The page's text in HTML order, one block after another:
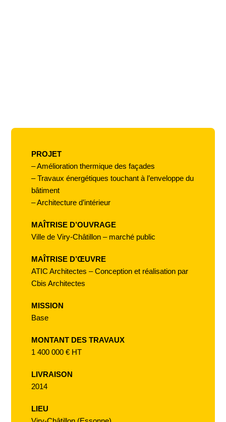
PROJET
– Amélioration thermique des façades
– Travaux énergétiques touchant à l’enveloppe du
bâtiment
– Architecture d’intérieur
MAÎTRISE D’OUVRAGE
Ville de Viry-Châtillon – marché public
MAÎTRISE D’ŒUVRE
ATIC Architectes – Conception et réalisation par
Cbis Architectes
MISSION
Base
MONTANT DES TRAVAUX
1 400 000 € HT
LIVRAISON
2014
LIEU